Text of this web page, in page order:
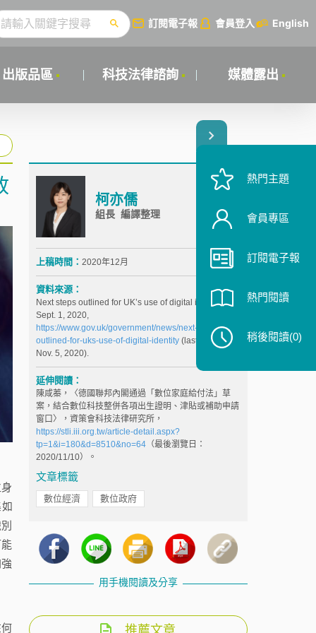
訂閱電子報 會員登入 English
出版品區 科技法律諮詢 媒體露出
柯亦儒
組長 編譯整理
上稿時間： 2020年12月
資料來源：
Next steps outlined for UK’s use of digital identity,
Sept. 1, 2020,
https://www.gov.uk/government/news/next-steps-
outlined-for-uks-use-of-digital-identity (last visited
Nov. 5, 2020).
延伸閱讀：
陳咸蓁，〈德國聯邦內閣通過「數位家庭給付法」草
案，結合數位科技整併各項出生證明、津貼或補助申請
窗口〉，資策會科技法律研究所，
https://stli.iii.org.tw/article-detail.aspx?
tp=1&i=180&d=8510&no=64（最後瀏覽日：
2020/11/10）。
文章標籤
數位經濟 數位政府
用手機閱讀及分享
推薦文章
熱門主題
會員專區
訂閱電子報
熱門閱讀
稍後閱讀(0)